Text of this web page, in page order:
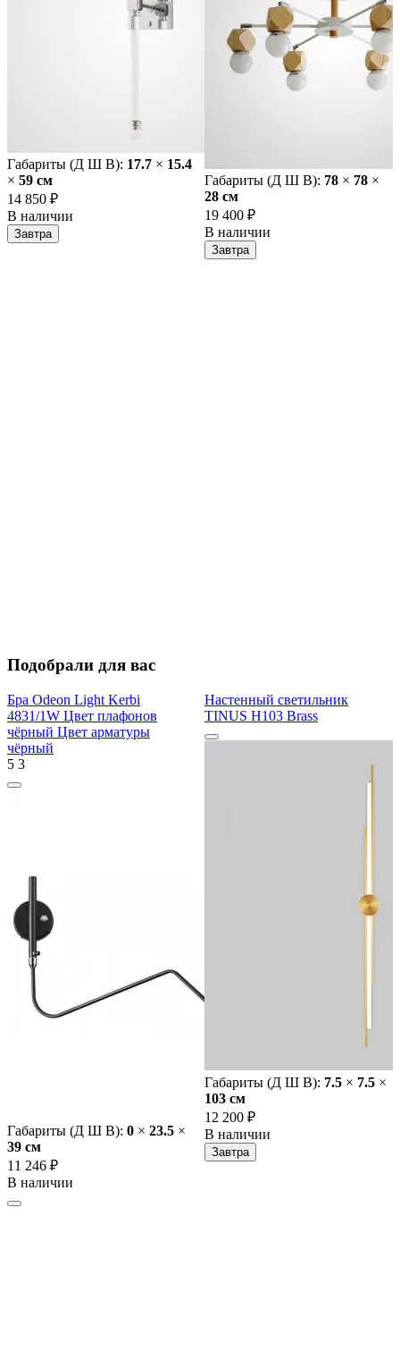
Габариты (Д Ш В): 17.7 × 15.4
× 59 cм
14 850 ₽
В наличии
Завтра
Габариты (Д Ш В): 78 × 78 ×
28 cм
19 400 ₽
В наличии
Завтра
Подобрали для вас
Бра Odeon Light Kerbi
4831/1W Цвет плафонов
чёрный Цвет арматуры
чёрный
5 3
Габариты (Д Ш В): 0 × 23.5 ×
39 cм
11 246 ₽
В наличии
Настенный светильник
TINUS H103 Brass
Габариты (Д Ш В): 7.5 × 7.5 ×
103 cм
12 200 ₽
В наличии
Завтра